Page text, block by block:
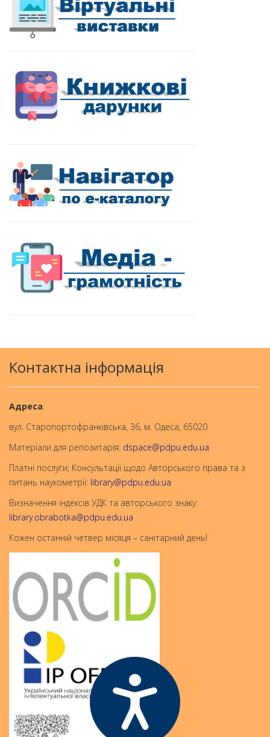
Контактна інформація
Aдреса:
вул. Старопортофранківська, 36, м. Одеса, 65020
Матеріали для репозитарія: dspace@pdpu.edu.ua
Платні послуги; Консультації щодо Авторського права та з
питань наукометрії: library@pdpu.edu.ua
Визначення індексів УДК та авторського знаку:
library.obrabotka@pdpu.edu.ua
Кожен останній четвер місяця – санітарний день!